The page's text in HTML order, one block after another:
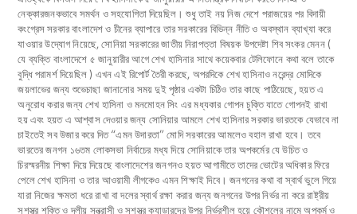
নেক্কারজনকভাবে সমর্থন ও সহযোগিতা দিয়েছিল। শুধু তাই নয় নিজ দেশে পরাজয়ের পর বিদায়ী
কংগ্রেস সরকার বাংলাদেশ ও চীনের ব্যাপারে তার সরকারের বিভিন্ন নীতি ও অবস্থান ব্যাখ্যা করে
যাওয়ার উদ্যোগ নিয়েছে, সোনিয়া সরকারের জাতীয় নিরাপত্তা বিষয়ক উপদেষ্টা শিব সংকর মেনন (
যে ব্যক্তি বাংলাদেশে ৫ জানুয়ারীর আগে শেখ হাসিনার সাথে কয়েকবার টেলিফোনে কথা বলে তাকে
বুদ্ধি পরামর্শ দিয়েছিল ) এখন এই রিপোর্ট তৈরী করছে, অপরদিকে শেখ হাসিনাও নরেন্দ্র মোদিকে
জয়লাভের জন্য শুভেচাছা জানানোর সময় দুই পৃষ্ঠার একটা চিঠিও তার কাছে পাঠিয়েছে, হয়ত এ
অনুরোধ করার জন্য শেখ হাসিনা ও মনমোহন সিং এর মধ্যকার গোপন চুক্তি যাতে গোপনই রাখা
হয় এবং হয়ত এ আশ্বাস দেওয়ার জন্য সোনিয়ার আমলে শেখ হাসিনার সরকার ভারতকে যেভাবে না
চাইতেই সব উজার করে দিত “এমন উদারতা” মোদি সরকারের আমলেও বহাল রাখা হবে। তবে
ভারতের জনগন ১৬তম লোকসভা নির্বাচের মধ্য দিয়ে সোনিয়াকে তার অপকর্মের যে উচিত ও
চিরস্মরনীয় শিক্ষা দিয়ে দিয়েছে বাংলাদেশের জনগনও হয়ত আগামীতে তাদের ভোটের অধিকার ফিরে
পেলে শেখ হাসিনা ও তার আওয়ামী লীগকেও এমন শিক্ষাই দিবে। জনগনের কথা বা স্বার্থ ভুলে গিয়ে
যারা নিজের ক্ষমতা ধরে রাখা বা দলের স্বার্থ রক্ষা করার জন্য জনগনের উপর নির্ভর না করে রাষ্ট্রীয়
সশস্ত্র শক্তি ও দলীয় সন্ত্রাসী ও সশস্ত্র ক্যাডারদের উপর নির্ভরশীল হয়ে কৌশলের নামে অপকর্ম ও